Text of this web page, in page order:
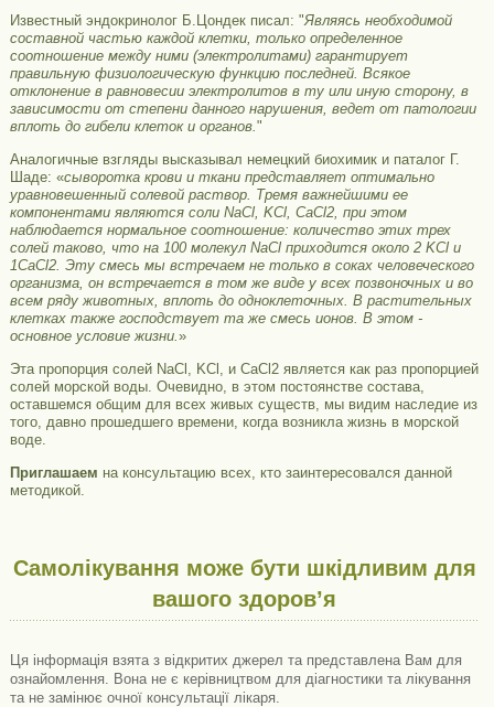
Известный эндокринолог Б.Цондек писал: "Являясь необходимой
составной частью каждой клетки, только определенное
соотношение между ними (электролитами) гарантирует
правильную физиологическую функцию последней. Всякое
отклонение в равновесии электролитов в ту или иную сторону, в
зависимости от степени данного нарушения, ведет от патологии
вплоть до гибели клеток и органов. "
Аналогичные взгляды высказывал немецкий биохимик и паталог Г.
Шаде: «сыворотка крови и ткани представляет оптимально
уравновешенный солевой раствор. Тремя важнейшими ее
компонентами являются соли NaCl, KCl, CaCl2, при этом
наблюдается нормальное соотношение: количество этих трех
солей таково, что на 100 молекул NaCl приходится около 2 KCl и
1CaCl2. Эту смесь мы встречаем не только в соках человеческого
организма, он встречается в том же виде у всех позвоночных и во
всем ряду животных, вплоть до одноклеточных. В растительных
клетках также господствует та же смесь ионов. В этом -
основное условие жизни. »
Эта пропорция солей NaCl, KCl, и CaCl2 является как раз пропорцией
солей морской воды. Очевидно, в этом постоянстве состава,
оставшемся общим для всех живых существ, мы видим наследие из
того, давно прошедшего времени, когда возникла жизнь в морской
воде.
Приглашаем на консультацию всех, кто заинтересовался данной
методикой.
Самолікування може бути шкідливим для
вашого здоров’я
Ця інформація взята з відкритих джерел та представлена ​​Вам для
ознайомлення. Вона не є керівництвом для діагностики та лікування
та не замінює очної консультації лікаря.